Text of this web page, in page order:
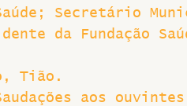
Secretário
da Fundação
Tião.
aos